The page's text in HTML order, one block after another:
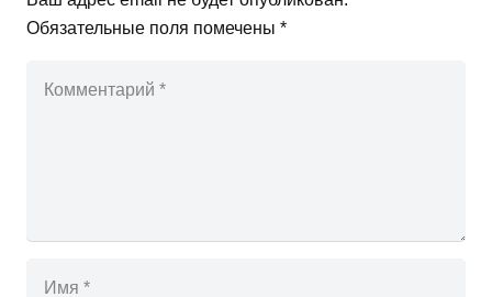
Обязательные поля помечены *